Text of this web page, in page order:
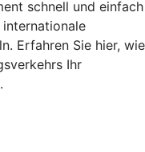
schnell und einfach
internationale
Erfahren Sie hier, wie
Ihr